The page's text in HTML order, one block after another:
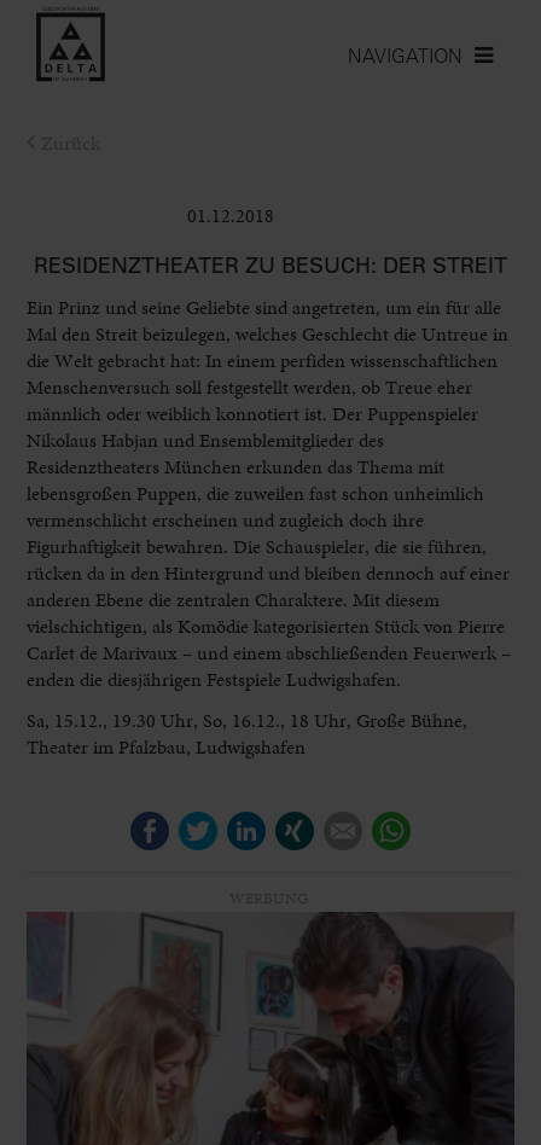
NAVIGATION
01.12.2018
RESIDENZTHEATER ZU BESUCH: DER STREIT
Ein Prinz und seine Geliebte sind angetreten, um ein für alle
Mal den Streit beizulegen, welches Geschlecht die Untreue in
die Welt gebracht hat: In einem perfiden wissenschaftlichen
Menschenversuch soll festgestellt werden, ob Treue eher
männlich oder weiblich konnotiert ist. Der Puppenspieler
Nikolaus Habjan und Ensemblemitglieder des
Residenztheaters München erkunden das Thema mit
lebensgroßen Puppen, die zuweilen fast schon unheimlich
vermenschlicht erscheinen und zugleich doch ihre
Figurhaftigkeit bewahren. Die Schauspieler, die sie führen,
rücken da in den Hintergrund und bleiben dennoch auf einer
anderen Ebene die zentralen Charaktere. Mit diesem
vielschichtigen, als Komödie kategorisierten Stück von Pierre
Carlet de Marivaux – und einem abschließenden Feuerwerk –
enden die diesjährigen Festspiele Ludwigshafen.
Sa, 15.12., 19.30 Uhr, So, 16.12., 18 Uhr, Große Bühne,
Theater im Pfalzbau, Ludwigshafen
FacebookTwitterLinkedIn E-mail